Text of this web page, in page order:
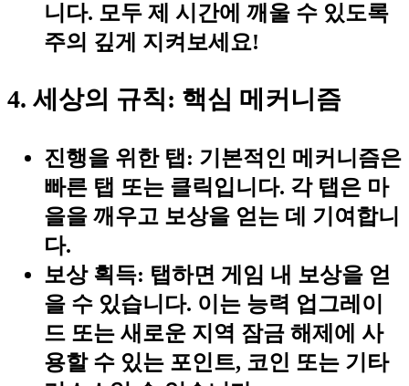
니다. 모두 제 시간에 깨울 수 있도록
주의 깊게 지켜보세요!
4. 세상의 규칙: 핵심 메커니즘
진행을 위한 탭: 기본적인 메커니즘은
빠른 탭 또는 클릭입니다. 각 탭은 마
을을 깨우고 보상을 얻는 데 기여합니
다.
보상 획득: 탭하면 게임 내 보상을 얻
을 수 있습니다. 이는 능력 업그레이
드 또는 새로운 지역 잠금 해제에 사
용할 수 있는 포인트, 코인 또는 기타